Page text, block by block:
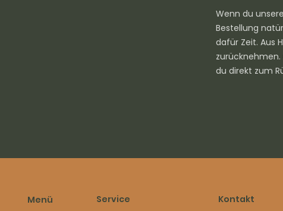
Wenn du
Bestellung
dafür Zeit. Aus
du direkt zum
Menü
Service
Kontakt